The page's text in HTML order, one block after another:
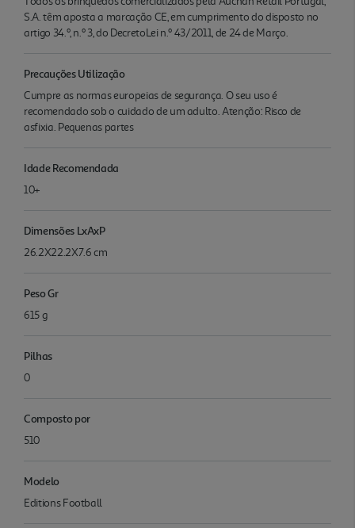
S.A. têm aposta a marcação CE, em cumprimento do disposto no
artigo 34.º, n.º 3, do DecretoLei n.º 43/2011, de 24 de Março.
Precauções Utilização
Cumpre as normas europeias de segurança. O seu uso é
recomendado sob o cuidado de um adulto. Atenção: Risco de
asfixia. Pequenas partes
Idade Recomendada
10+
Dimensões LxAxP
26.2X22.2X7.6 cm
Peso Gr
615 g
Pilhas
0
Composto por
510
Modelo
Editions Football